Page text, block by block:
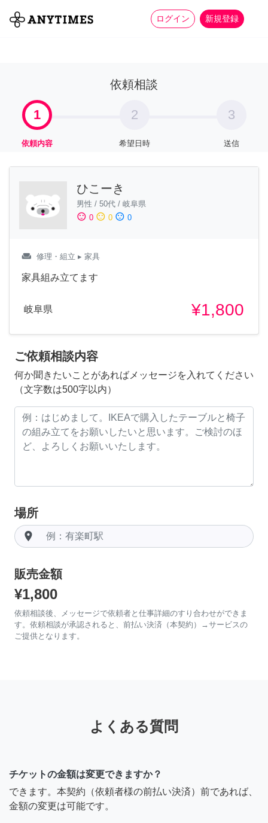
ログイン 新規登録
全て 家事 more_horiz
依頼相談
1
依頼内容
2
希望日時
3
送信
ひこーき
男性 / 50代 / 岐阜県
sentiment_satisfied 0 sentiment_neutral 0 sentiment_dissatisfied 0
weekend 修理・組立 ▸ 家具
家具組み立てます
岐阜県 ¥1,800
ご依頼相談内容
何か聞きたいことがあればメッセージを入れてください
（文字数は500字以内）
場所
room
販売金額
¥1,800
依頼相談後、メッセージで依頼者と仕事詳細のすり合わせができま
す。依頼相談が承認されると、前払い決済（本契約）→サービスの
ご提供となります。
よくある質問
チケットの金額は変更できますか？
できます。本契約（依頼者様の前払い決済）前であれば、
金額の変更は可能です。